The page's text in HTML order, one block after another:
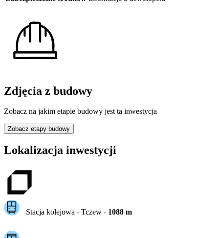
Zdjęcia z budowy
Zobacz na jakim etapie budowy jest ta inwestycja
Zobacz etapy budowy
Lokalizacja inwestycji
Stacja kolejowa - Tczew- 1088m